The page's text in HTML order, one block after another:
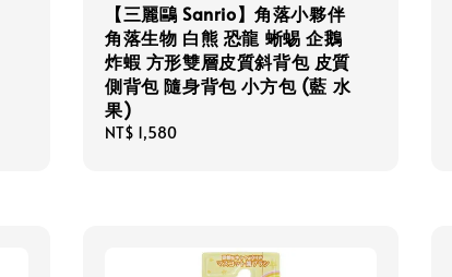
【三麗鷗 Sanrio】角落小夥伴
角落生物 白熊 恐龍 蜥蜴 企鵝
炸蝦 方形雙層皮質斜背包 皮質
側背包 隨身背包 小方包 (藍 水
果)
Regular
NT$ 1,580